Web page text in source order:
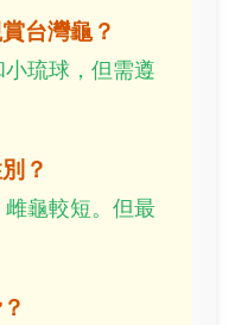
台灣龜？
琉球，但需遵
？
龜較短。但最